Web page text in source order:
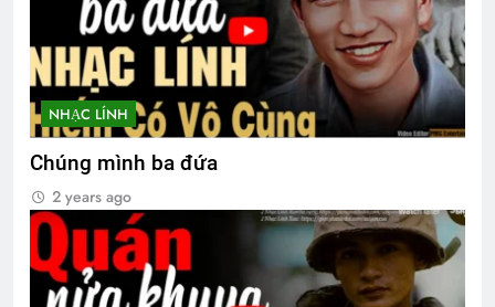
Nỗi niềm cùng em
3 Years Ago
TVBQGVN video collections
3 Years Ago
Quân Kỳ – Quân Phục
2 Years Ago
NHẠC LÍNH
Chúng mình ba đứa
2 years ago